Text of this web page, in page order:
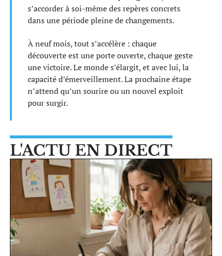
s’accorder à soi-même des repères concrets
dans une période pleine de changements.
À neuf mois, tout s’accélère : chaque
découverte est une porte ouverte, chaque geste
une victoire. Le monde s’élargit, et avec lui, la
capacité d’émerveillement. La prochaine étape
n’attend qu’un sourire ou un nouvel exploit
pour surgir.
L'ACTU EN DIRECT